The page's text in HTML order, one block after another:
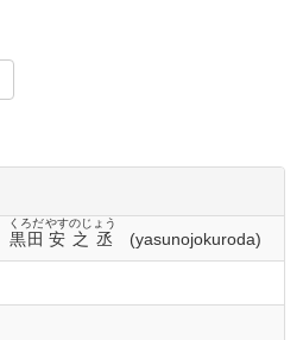
黒田
くろだ
安之丞
やすのじょう
(yasunojokuroda)